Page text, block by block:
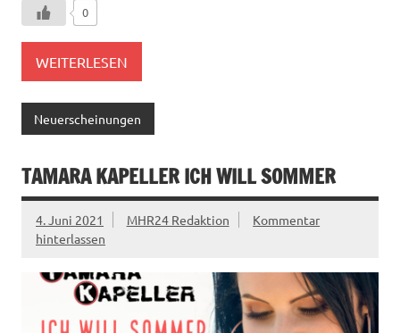
0
WEITERLESEN
Neuerscheinungen
TAMARA KAPELLER ICH WILL SOMMER
4. Juni 2021 MHR24 Redaktion
Kommentar
hinterlassen